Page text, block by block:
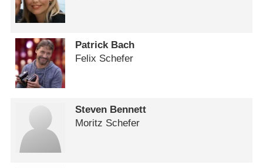
Patrick Bach
Felix Schefer
Steven Bennett
Moritz Schefer